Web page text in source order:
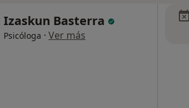
Izaskun Basterra
Psicóloga · Ver más